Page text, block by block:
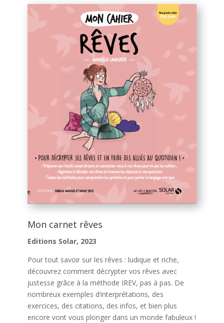
Mon carnet rêves
Editions Solar, 2023
Pour tout savoir sur les rêves : ludique et riche,
découvrez comment décrypter vos rêves avec
justesse grâce à la méthode IREV, pas à pas. De
nombreux exemples d’interprétations, des
exercices, des citations, des infos, et bien plus
encore vont vous plonger dans un monde fabuleux !